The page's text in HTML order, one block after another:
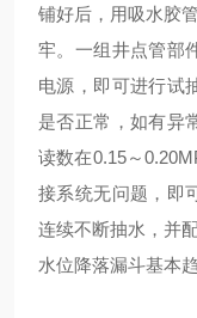
铺好后，用吸水胶
牢。一组井点管部
电源，即可进行试
是否正常，如有异
读数在0.15～
接系统无问题，即
连续不断抽水，并
水位降落漏斗基本